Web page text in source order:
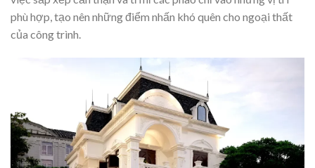
phù hợp, tạo nên những điểm nhấn khó quên cho ngoại thất
của công trình.